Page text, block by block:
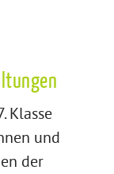
Klasse
und
der